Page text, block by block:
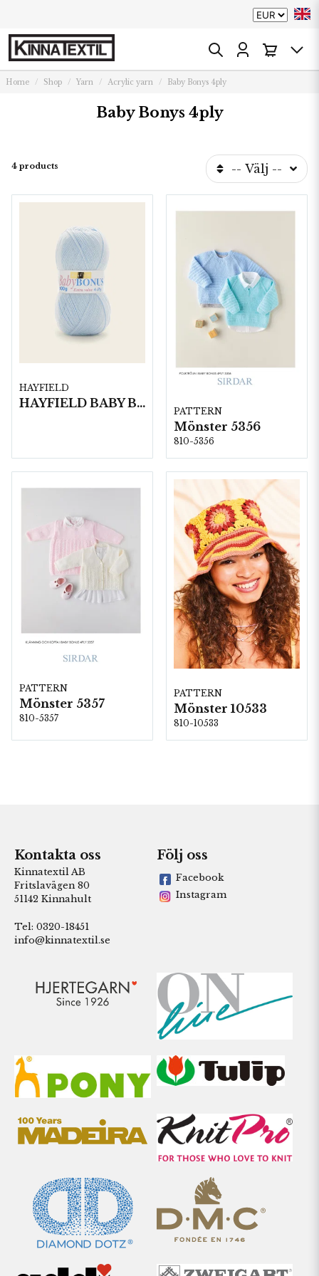
Home Shop Yarn Acrylic yarn Baby Bonys 4ply
Baby Bonys 4ply
4 products -- Välj --
HAYFIELD
HAYFIELD BABY BONUS 4 PLY, 100G
PATTERN
Mönster 5356
810-5356
PATTERN
Mönster 5357
810-5357
PATTERN
Mönster 10533
810-10533
Kontakta oss
Kinnatextil AB
Fritslavägen 80
51142 Kinnahult
Tel: 0320-18451
info@kinnatextil.se
Följ oss
Facebook
Instagram